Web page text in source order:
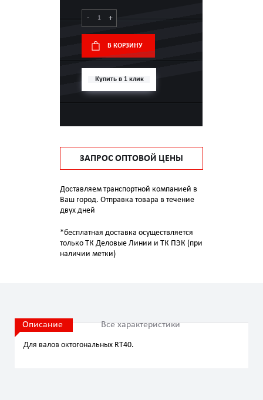
- +
В КОРЗИНУ
Купить в 1 клик
ЗАПРОС ОПТОВОЙ ЦЕНЫ
Доставляем транспортной компанией в
Ваш город. Отправка товара в течение
двух дней
*бесплатная доставка осуществляется
только ТК Деловые Линии и ТК ПЭК (при
наличии метки)
Описание Все характеристики
Для валов октогональных RT40.